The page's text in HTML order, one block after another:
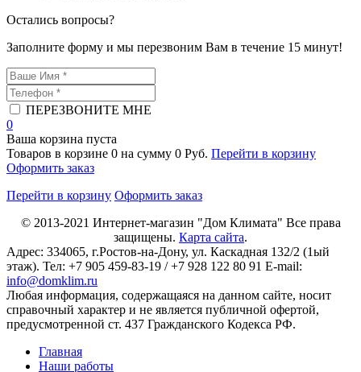
Остались вопросы?
Заполните форму и мы перезвоним Вам в течение 15 минут!
ПЕРЕЗВОНИТЕ МНЕ
0
Ваша корзина пуста
Товаров в корзине 0 на сумму 0 Руб. Перейти в корзину
Оформить заказ
Перейти в корзину Оформить заказ
© 2013-2021 Интернет-магазин "Дом Климата" Все права
защищены. Карта сайта.
Адрес: 334065, г.Ростов-на-Дону, ул. Каскадная 132/2 (1ый
этаж). Тел: +7 905 459-83-19 / +7 928 122 80 91 E-mail:
info@domklim.ru
Любая информация, содержащаяся на данном сайте, носит
справочный характер и не является публичной офертой,
предусмотренной ст. 437 Гражданского Кодекса РФ.
Главная
Наши работы